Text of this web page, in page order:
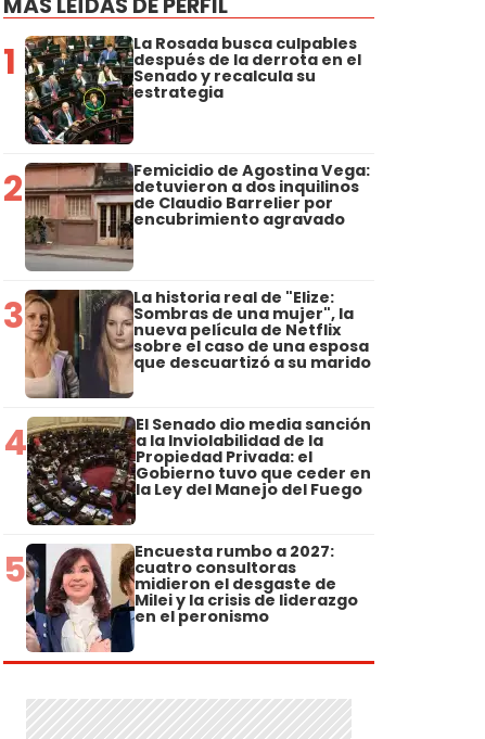
MÁS LEÍDAS DE PERFIL
1 La Rosada busca culpables
después de la derrota en el
Senado y recalcula su
estrategia
2 Femicidio de Agostina Vega:
detuvieron a dos inquilinos
de Claudio Barrelier por
encubrimiento agravado
3 La historia real de "Elize:
Sombras de una mujer", la
nueva película de Netflix
sobre el caso de una esposa
que descuartizó a su marido
4 El Senado dio media sanción
a la Inviolabilidad de la
Propiedad Privada: el
Gobierno tuvo que ceder en
la Ley del Manejo del Fuego
5 Encuesta rumbo a 2027:
cuatro consultoras
midieron el desgaste de
Milei y la crisis de liderazgo
en el peronismo